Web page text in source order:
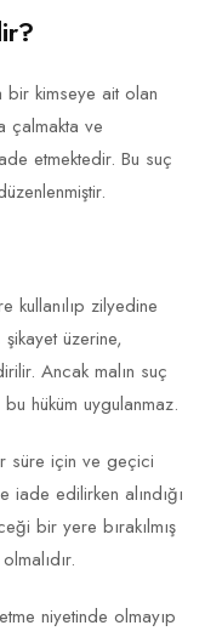
bir kimseye ait olan
çalmakta ve
etmektedir. Bu suç
kullanılıp zilyedine
üzerine,
Ancak malın suç
bu hüküm uygulanmaz.
süre için ve geçici
iade edilirken alındığı
bir yere bırakılmış
niyetinde olmayıp